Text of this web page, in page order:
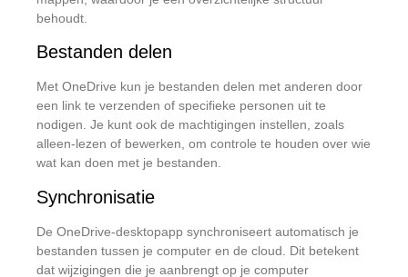
behoudt.
Bestanden delen
Met OneDrive kun je bestanden delen met anderen door
een link te verzenden of specifieke personen uit te
nodigen. Je kunt ook de machtigingen instellen, zoals
alleen-lezen of bewerken, om controle te houden over wie
wat kan doen met je bestanden.
Synchronisatie
De OneDrive-desktopapp synchroniseert automatisch je
bestanden tussen je computer en de cloud.
Dit betekent
dat wijzigingen die je aanbrengt op je computer